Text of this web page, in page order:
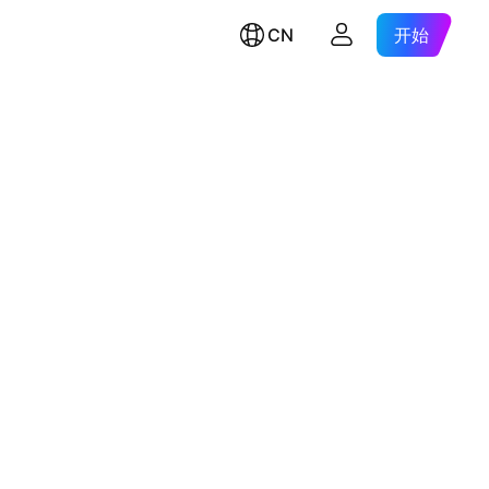
CN 开始